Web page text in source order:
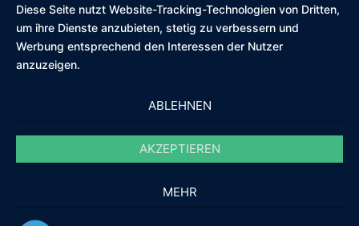
Diese Seite nutzt Website-Tracking-Technologien von Dritten,
um ihre Dienste anzubieten, stetig zu verbessern und
Werbung entsprechend den Interessen der Nutzer
anzuzeigen.
ABLEHNEN
AKZEPTIEREN
MEHR